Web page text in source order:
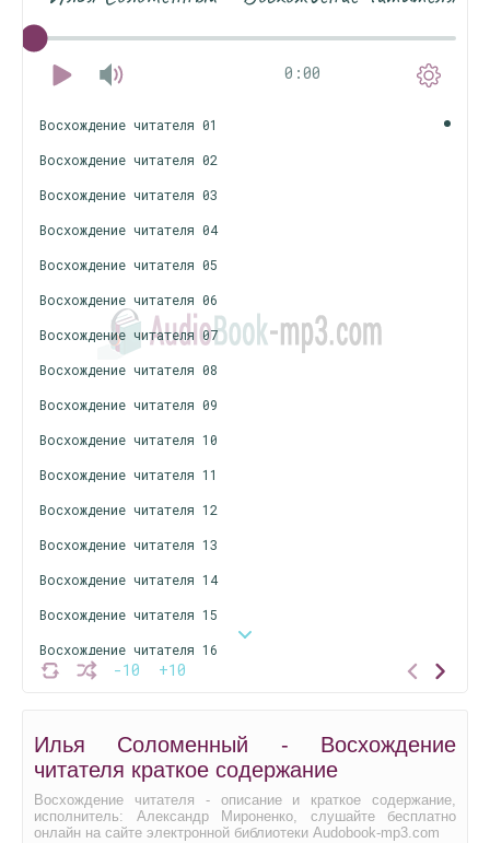
0:00
-10 +10
Восхождение читателя 01
Восхождение читателя 02
Восхождение читателя 03
Восхождение читателя 04
Восхождение читателя 05
Восхождение читателя 06
Восхождение читателя 07
Восхождение читателя 08
Восхождение читателя 09
Восхождение читателя 10
Восхождение читателя 11
Восхождение читателя 12
Восхождение читателя 13
Восхождение читателя 14
Восхождение читателя 15
Восхождение читателя 16
Восхождение читателя 17
Восхождение читателя 19
Восхождение читателя 21
Илья Соломенный - Восхождение
читателя краткое содержание
Восхождение читателя - описание и краткое содержание,
исполнитель: Александр Мироненко, слушайте бесплатно
онлайн на сайте электронной библиотеки Audobook-mp3.com